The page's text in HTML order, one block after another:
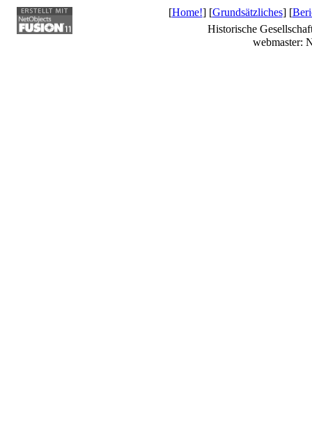
[Home!] [Grundsätzliches] [
Historische
webmaster: